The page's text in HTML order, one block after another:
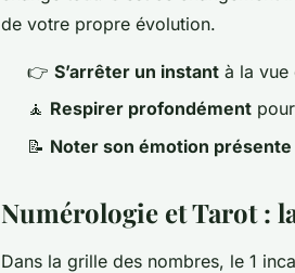
de votre propre évolution.
👉 S’arrêter un instant à la vue
🧘 Respirer profondément
📝 Noter son émotion présente
Numérologie et Tarot :
Dans la grille des nombres, le 1